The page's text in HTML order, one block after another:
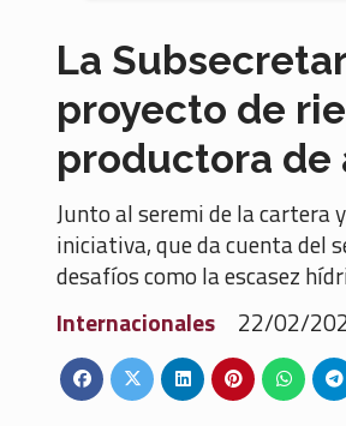
La
proyecto de
productora de
Junto al seremi de la cartera
iniciativa, que da cuenta del
desafíos como la escasez
Internacionales
22/02/